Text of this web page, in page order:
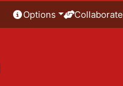
Options Collaborate